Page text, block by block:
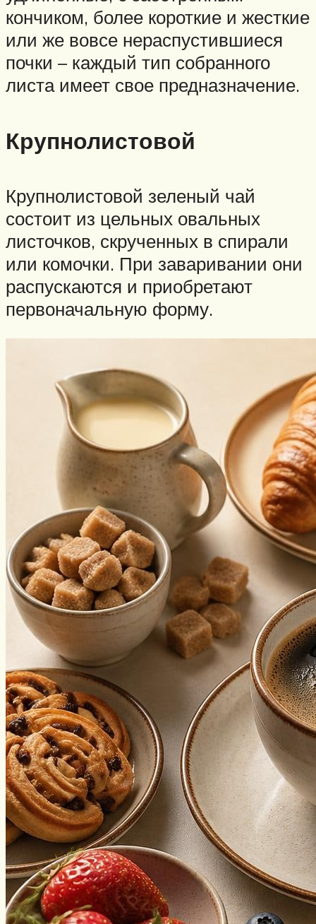
кончиком, более короткие и жесткие
или же вовсе нераспустившиеся
почки – каждый тип собранного
листа имеет свое предназначение.
Крупнолистовой
Крупнолистовой зеленый чай
состоит из цельных овальных
листочков, скрученных в спирали
или комочки. При заваривании они
распускаются и приобретают
первоначальную форму.